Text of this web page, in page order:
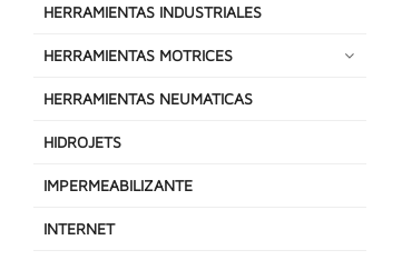
HERRAMIENTAS INDUSTRIALES
HERRAMIENTAS MOTRICES
HERRAMIENTAS NEUMATICAS
HIDROJETS
IMPERMEABILIZANTE
INTERNET